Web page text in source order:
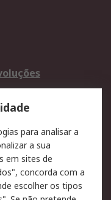
e ambiente
para analisar a
a sua
em sites de
concorda com a
escolher os tipos